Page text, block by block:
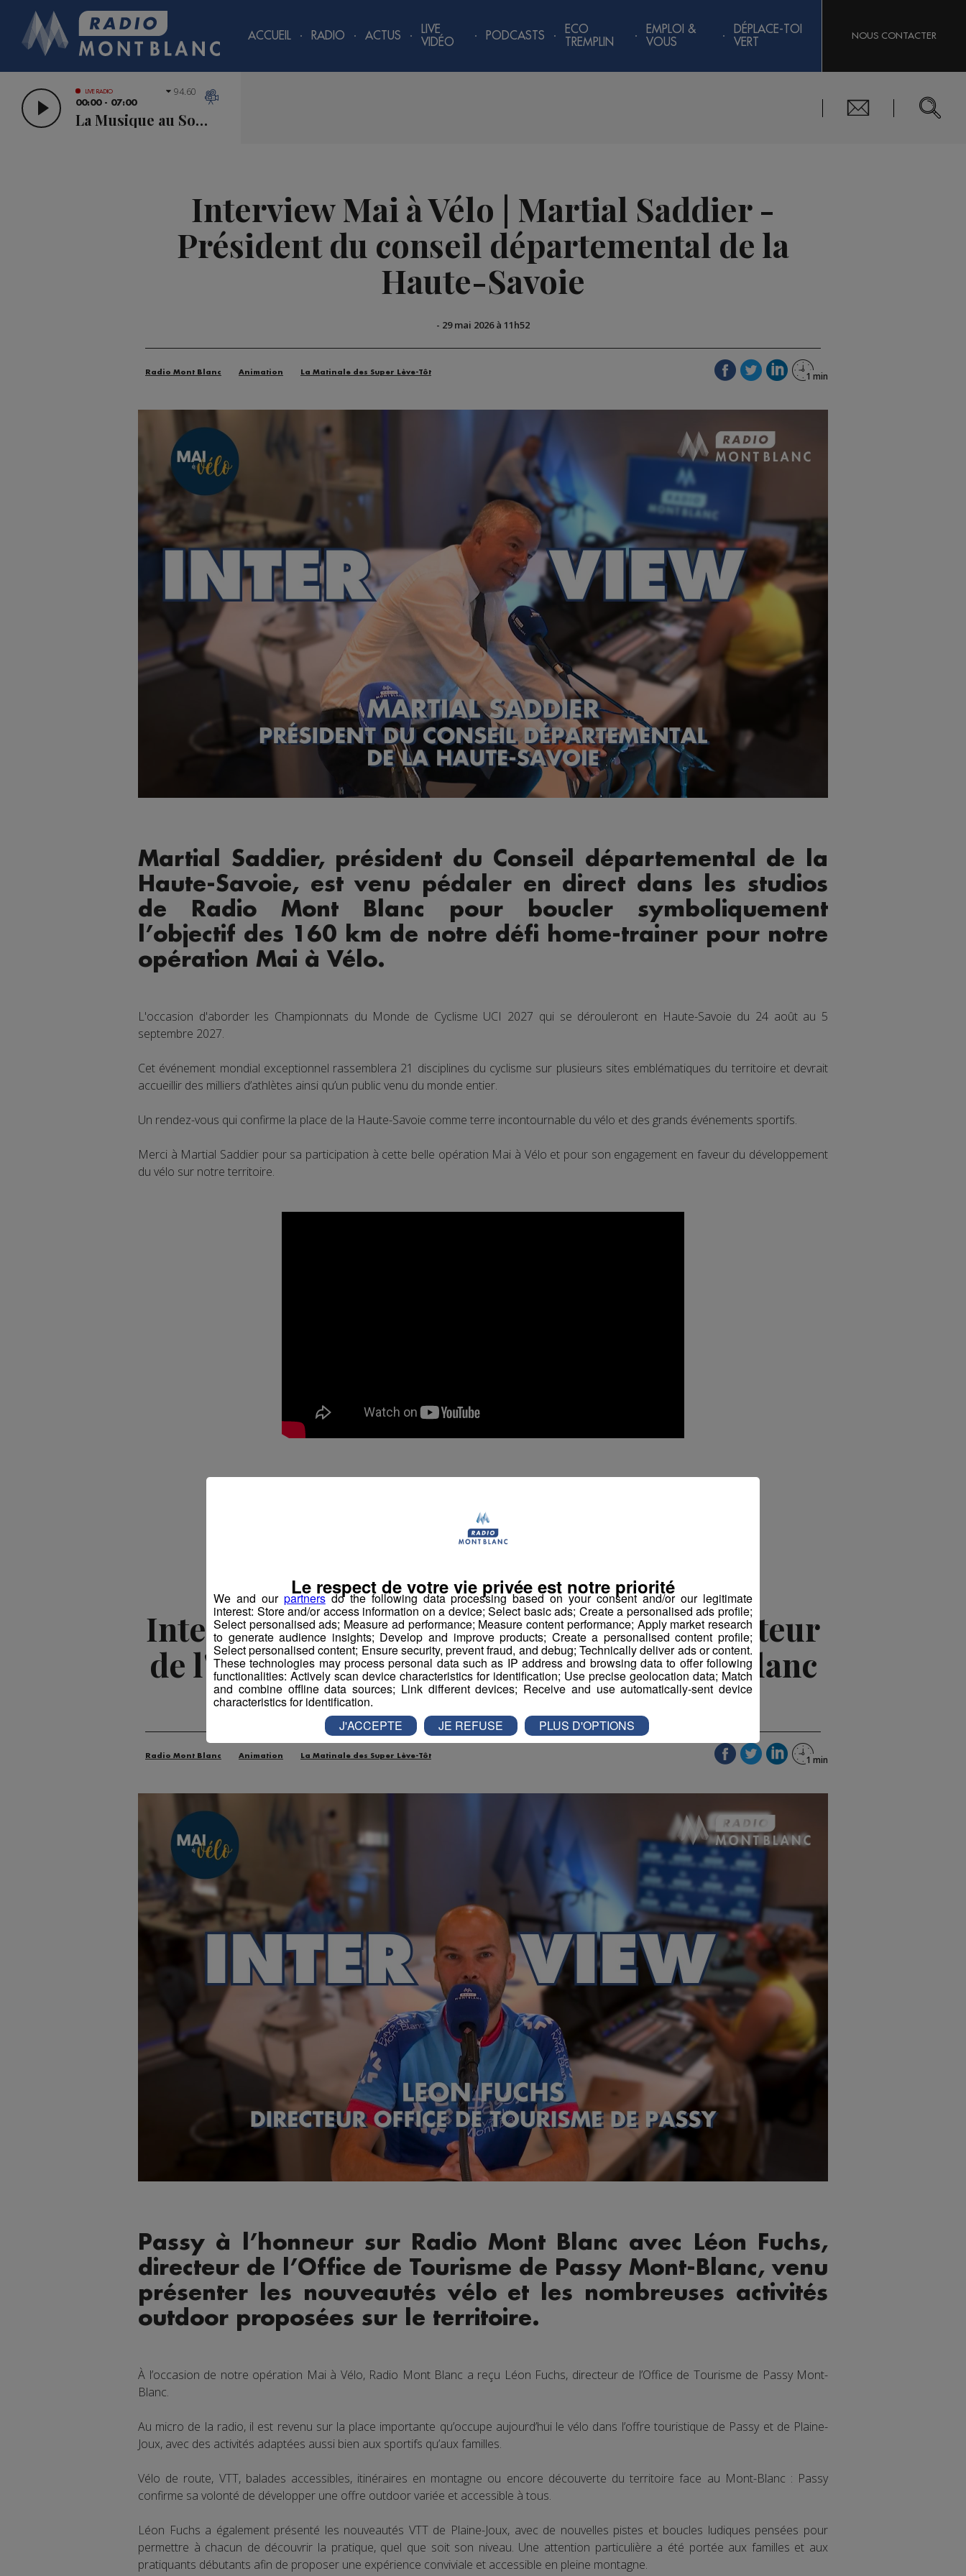
ACCUEIL RADIO ACTUS
LIVE
VIDÉO
PODCASTS
ECO
TREMPLIN
EMPLOI &
VOUS
DÉPLACE-TOI
VERT
NOUS CONTACTER
LIVE RADIO
00:00 - 07:00
La Musique au Sommet
94.60
Interview Mai à Vélo | Martial Saddier -
Président du conseil départemental de la
Haute-Savoie
- 29 mai 2026 à 11h52
Radio Mont Blanc Animation La Matinale des Super Lève-Tôt
Martial Saddier, président du Conseil départemental de la
Haute-Savoie, est venu pédaler en direct dans les studios
de Radio Mont Blanc pour boucler symboliquement
l’objectif des 160 km de notre défi home-trainer pour notre
opération Mai à Vélo.
L'occasion d'aborder les Championnats du Monde de Cyclisme UCI 2027 qui se dérouleront en Haute-Savoie du 24 août au 5
septembre 2027.
Cet événement mondial exceptionnel rassemblera 21 disciplines du cyclisme sur plusieurs sites emblématiques du territoire et devrait
accueillir des milliers d’athlètes ainsi qu’un public venu du monde entier.
Un rendez-vous qui confirme la place de la Haute-Savoie comme terre incontournable du vélo et des grands événements sportifs.
Merci à Martial Saddier pour sa participation à cette belle opération Mai à Vélo et pour son engagement en faveur du développement
du vélo sur notre territoire.
Interview Mai à Vélo | Léon Fuchs - Directeur
de l'Office de Tourisme de Passy Mont-Blanc
Radio Mont Blanc Animation La Matinale des Super Lève-Tôt
Passy à l’honneur sur Radio Mont Blanc avec Léon Fuchs,
directeur de l’Office de Tourisme de Passy Mont-Blanc, venu
présenter les nouveautés vélo et les nombreuses activités
outdoor proposées sur le territoire.
À l’occasion de notre opération Mai à Vélo, Radio Mont Blanc a reçu Léon Fuchs, directeur de l’Office de Tourisme de Passy Mont-
Blanc.
Au micro de la radio, il est revenu sur la place importante qu’occupe aujourd’hui le vélo dans l’offre touristique de Passy et de Plaine-
Joux, avec des activités adaptées aussi bien aux sportifs qu’aux familles.
Vélo de route, VTT, balades accessibles, itinéraires en montagne ou encore découverte du territoire face au Mont-Blanc : Passy
confirme sa volonté de développer une offre outdoor variée et accessible à tous.
Léon Fuchs a également présenté les nouveautés VTT de Plaine-Joux, avec de nouvelles pistes et boucles ludiques pensées pour
permettre à chacun de découvrir la pratique, quel que soit son niveau. Une attention particulière a été portée aux familles et aux
pratiquants débutants afin de proposer une expérience conviviale et accessible en pleine montagne.
We and our partnersdo the following data processing based on your consent and/or our legitimate
interest: Store and/or access information on a device; Select basic ads; Create a personalised ads profile;
Select personalised ads; Measure ad performance; Measure content performance; Apply market research
to generate audience insights; Develop and improve products; Create a personalised content profile;
Select personalised content; Ensure security, prevent fraud, and debug; Technically deliver ads or content.
These technologies may process personal data such as IP address and browsing data to offer following
functionalities: Actively scan device characteristics for identification; Use precise geolocation data; Match
and combine offline data sources; Link different devices; Receive and use automatically-sent device
characteristics for identification.
Le respect de votre vie privée est notre priorité
J'ACCEPTE JE REFUSE PLUS D'OPTIONS